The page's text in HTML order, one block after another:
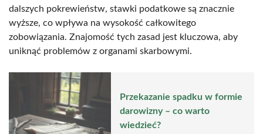
dalszych pokrewieństw, stawki podatkowe są znacznie
wyższe, co wpływa na wysokość całkowitego
zobowiązania. Znajomość tych zasad jest kluczowa, aby
uniknąć problemów z organami skarbowymi.
Przekazanie spadku w formie
darowizny – co warto
wiedzieć?